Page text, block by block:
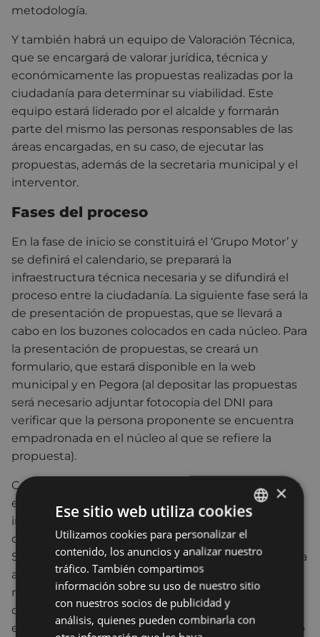
metodología.
Y también habrá un equipo de Valoración Técnica,
que se encargará de valorar jurídica, técnica y
económicamente las propuestas realizadas por la
ciudadanía para determinar su viabilidad. Este
equipo estará liderado por el alcalde y formarán
parte del mismo las personas responsables de las
áreas encargadas, en su caso, de ejecutar las
propuestas, además de la secretaria municipal y el
interventor.
Fases del proceso
En la fase de inicio se constituirá el ‘Grupo Motor’ y
se definirá el calendario, se preparará la
infraestructura técnica necesaria y se difundirá el
proceso entre la ciudadanía. La siguiente fase será la
de presentación de propuestas, que se llevará a
cabo en los buzones colocados en cada núcleo. Para
la presentación de propuestas, se creará un
formulario, que estará disponible en la web
municipal y en Pegora (al depositar las propuestas
será necesario adjuntar fotocopia del DNI para
verificar que la persona proponente se encuentra
empadronada en el núcleo al que se refiere la
propuesta).
Cada persona podrá presentar cuantas propuestas
estime oportunas, propuestas que serán
incorporadas a la web municipal para su
conocimiento por parte de toda la ciudadanía.
Serán retiradas aquellas propuestas a las que les sea
aplicable alguno de los siguientes supuestos: que
no sean competencia municipal, que no
correspondan a la zona en la que está
empadronada la persona que realiza la propuesta, o
BASQUE
SPANISH
×
Ese sitio web utiliza cookies
Utilizamos cookies para personalizar el
contenido, los anuncios y analizar nuestro
tráfico. También compartimos
información sobre su uso de nuestro sitio
con nuestros socios de publicidad y
análisis, quienes pueden combinarla con